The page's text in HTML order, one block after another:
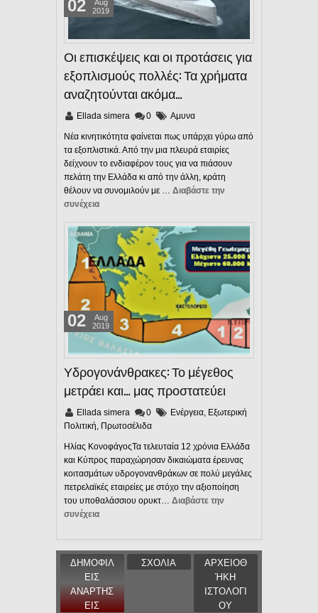
Οι επισκέψεις και οι προτάσεις για
εξοπλισμούς πολλές: Τα χρήματα
αναζητούνται ακόμα…
Ellada simera 0 Αμυνα
Νέα κινητικότητα φαίνεται πως υπάρχει γύρω από
τα εξοπλιστικά. Από την μια πλευρά εταιρίες
δείχνουν το ενδιαφέρον τους για να πιάσουν
πελάτη την Ελλάδα κι από την άλλη, κράτη
θέλουν να συνομιλούν με … Διαβάστε την
συνέχεια
02
Aug
2019
Υδρογονάνθρακες: Το μέγεθος
μετράει και… μας προστατεύει
Ellada simera 0 Ενέργεια, Εξωτερική
Πολιτική, Πρωτοσέλιδα
Ηλίας ΚονοφάγοςΤα τελευταία 12 χρόνια Ελλάδα
και Κύπρος παραχώρησαν δικαιώματα έρευνας
κοιτασμάτων υδρογονανθράκων σε πολύ μεγάλες
πετρελαϊκές εταιρείες με στόχο την αξιοποίηση
του υποθαλάσσιου ορυκτ… Διαβάστε την
συνέχεια
02
Aug
2019
ΔΗΜΟΦΙΛ
ΕΙΣ
ΑΝΑΡΤΗΣ
ΕΙΣ
ΣΧΟΛΙΑ
ΑΡΧΕΙΟΘ
ΉΚΗ
ΙΣΤΟΛΟΓΙ
ΟΥ